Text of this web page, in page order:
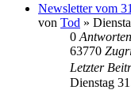
Newsletter vom
von Tod »
0 Antworten
63770
Letzter
Dienstag